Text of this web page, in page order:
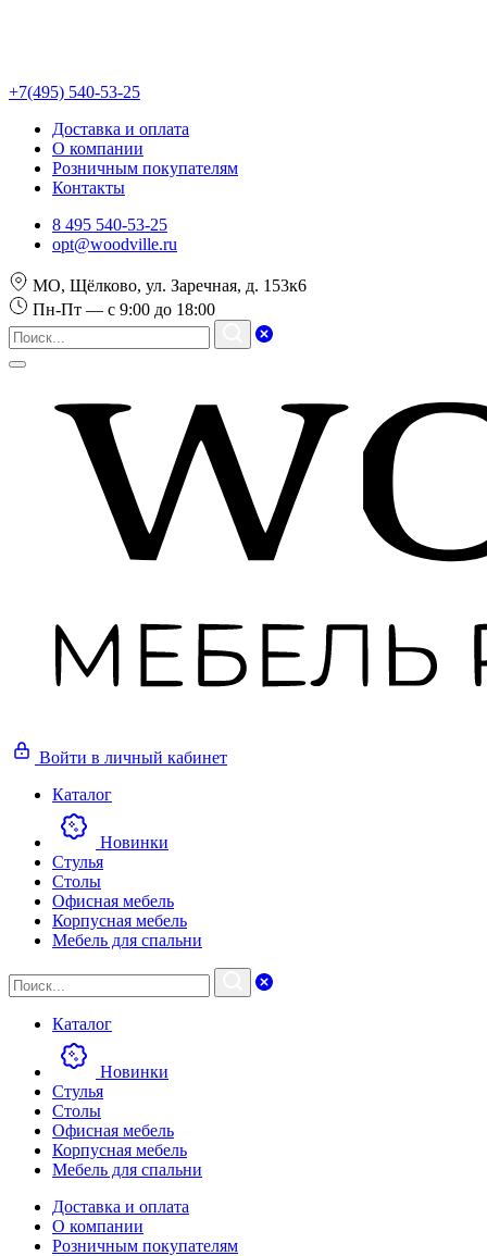
+7(495) 540-53-25
Доставка и оплата
О компании
Розничным покупателям
Контакты
8 495 540-53-25
opt@woodville.ru
МО, Щёлково, ул. Заречная, д. 153к6
Пн-Пт — с 9:00 до 18:00
Войти в личный кабинет
Каталог
Новинки
Стулья
Столы
Офисная мебель
Корпусная мебель
Мебель для спальни
Каталог
Новинки
Стулья
Столы
Офисная мебель
Корпусная мебель
Мебель для спальни
Доставка и оплата
О компании
Розничным покупателям